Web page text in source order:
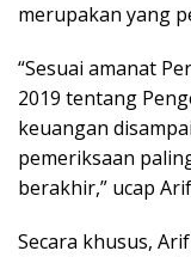
merupakan yang
“Sesuai amanat
2019 tentang
keuangan
pemeriksaan
berakhir,” ucap
Secara khusus,